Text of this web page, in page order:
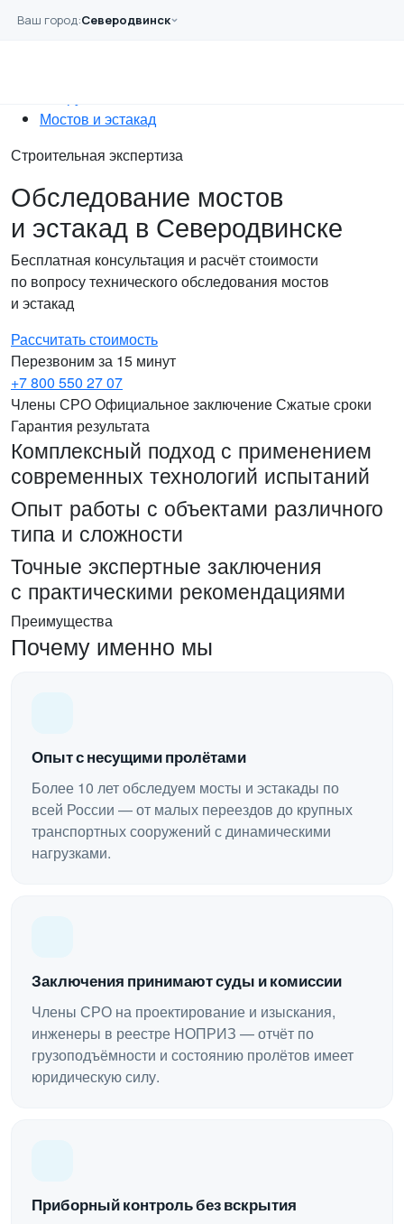
Ваш город:Северодвинск
Главная
Мостов и эстакад
Строительная экспертиза
Обследование мостов
и эстакад в Северодвинске
Бесплатная консультация и расчёт стоимости
по вопросу технического обследования мостов
и эстакад
Рассчитать стоимость
Перезвоним за 15 минут
+7 800 550 27 07
Члены СРООфициальное заключениеСжатые сроки
Гарантия результата
Комплексный подход с применением
современных технологий испытаний
Опыт работы с объектами различного
типа и сложности
Точные экспертные заключения
с практическими рекомендациями
Преимущества
Почему именно мы
Опыт с несущими пролётами
Более 10 лет обследуем мосты и эстакады по
всей России — от малых переездов до крупных
транспортных сооружений с динамическими
нагрузками.
Заключения принимают суды и комиссии
Члены СРО на проектирование и изыскания,
инженеры в реестре НОПРИЗ — отчёт по
грузоподъёмности и состоянию пролётов имеет
юридическую силу.
Приборный контроль без вскрытия